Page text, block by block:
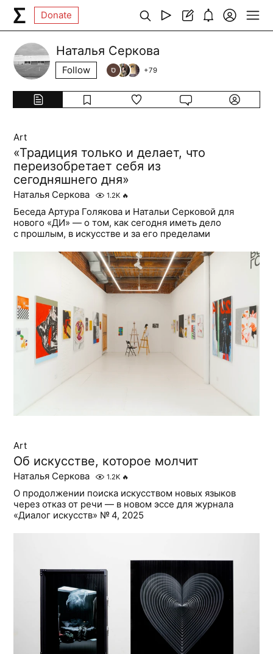
Donate
Наталья Серкова
Follow +79
Art
«Традиция только и делает, что
переизобретает себя из
сегодняшнего дня»
Наталья Серкова 1.2K 🔥
Беседа Артура Голякова и Натальи Серковой для
нового «ДИ» — о том, как сегодня иметь дело
с прошлым, в искусстве и за его пределами
Art
Об искусстве, которое молчит
Наталья Серкова 1.2K 🔥
О продолжении поиска искусством новых языков
через отказ от речи — в новом эссе для журнала
«Диалог искусств» № 4, 2025